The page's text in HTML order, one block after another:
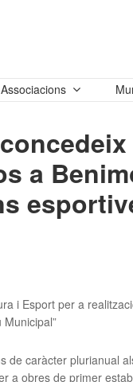
Associacions
a
i Esport per a
de caràcter plurianual
a obres de primer